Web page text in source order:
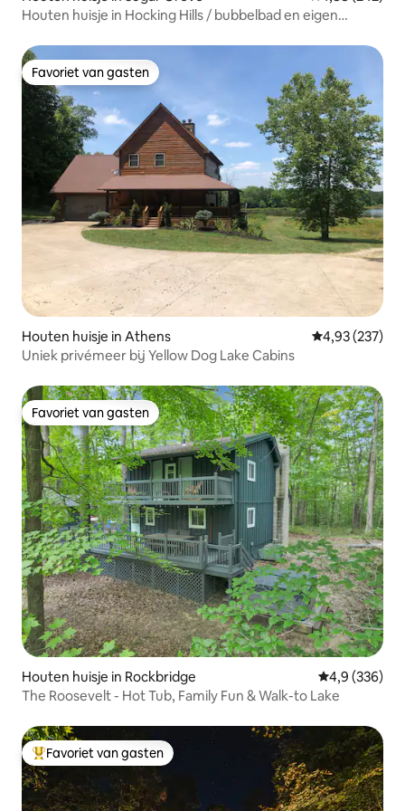
Houten huisje in Hocking Hills / bubbelbad en eigen
Favoriet van gasten
Favoriet van gasten
Houten huisje in Athens Gemiddelde
4,93 (237)
Uniek privémeer bij Yellow Dog Lake Cabins
Favoriet van gasten
Favoriet van gasten
Houten huisje in Rockbridge Gemiddelde
4,9 (336)
The Roosevelt - Hot Tub, Family Fun & Walk-to Lake
Topfavoriet van gasten
Favoriet van gasten